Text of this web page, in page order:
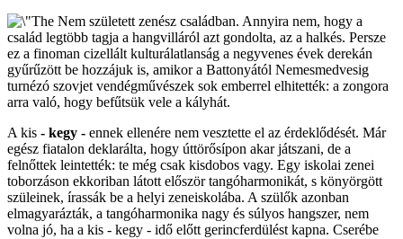
Nem született zenész családban. Annyira nem, hogy a
család legtöbb tagja a hangvilláról azt gondolta, az a halkés. Persze
ez a finoman cizellált kulturálatlanság a negyvenes évek derekán
gyűrűzött be hozzájuk is, amikor a Battonyától Nemesmedvesig
turnézó szovjet vendégművészek sok emberrel elhitették: a zongora
arra való, hogy befűtsük vele a kályhát.
A kis - kegy - ennek ellenére nem vesztette el az érdeklődését. Már
egész fiatalon deklarálta, hogy úttörősípon akar játszani, de a
felnőttek leintették: te még csak kisdobos vagy. Egy iskolai zenei
toborzáson ekkoriban látott először tangóharmonikát, s könyörgött
szüleinek, írassák be a helyi zeneiskolába. A szülők azonban
elmagyarázták, a tangóharmonika nagy és súlyos hangszer, nem
volna jó, ha a kis - kegy - idő előtt gerincferdülést kapna. Cserébe